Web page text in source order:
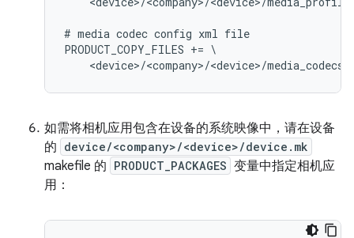
# media codec config xml file
PRODUCT_COPY_FILES += \
如需将相机应用包含在设备的系统映像中，请在设备
的 device/<company>/<device>/device.mk
makefile 的 PRODUCT_PACKAGES 变量中指定相机应
用：